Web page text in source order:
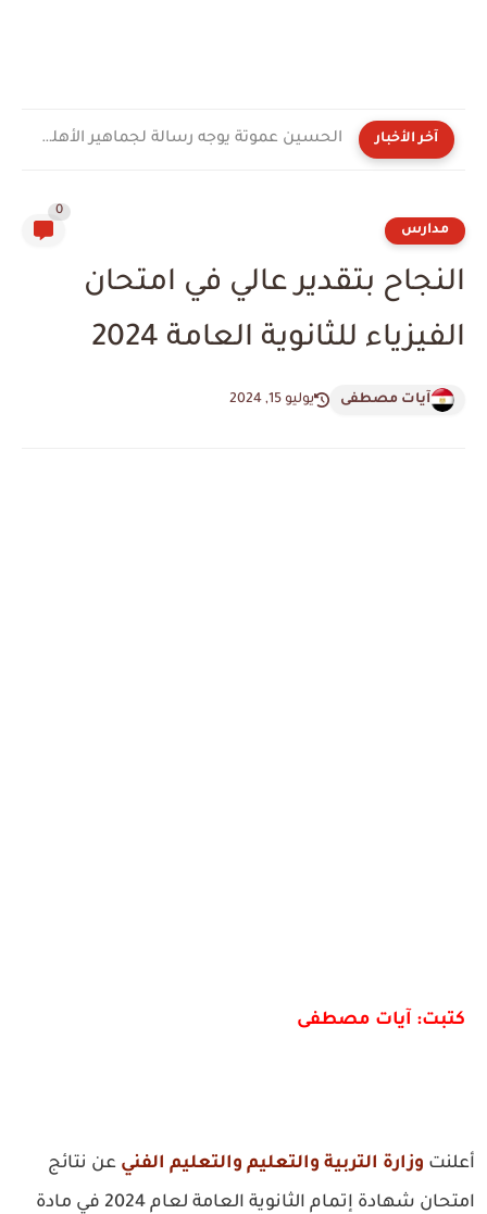
آخر الأخبار الحسين عموتة يوجه رسالة لجماهير الأهلي بعد توليه القيادة...
مدارس
0
النجاح بتقدير عالي في امتحان
الفيزياء للثانوية العامة 2024
آيات مصطفى يوليو 15, 2024
كتبت: آيات مصطفى
أعلنت وزارة التربية والتعليم والتعليم الفني عن نتائج
امتحان شهادة إتمام الثانوية العامة لعام 2024 في مادة